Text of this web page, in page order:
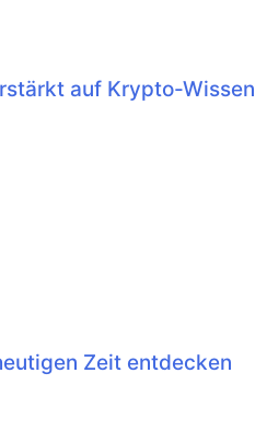
auf Krypto-Wissen
Zeit entdecken